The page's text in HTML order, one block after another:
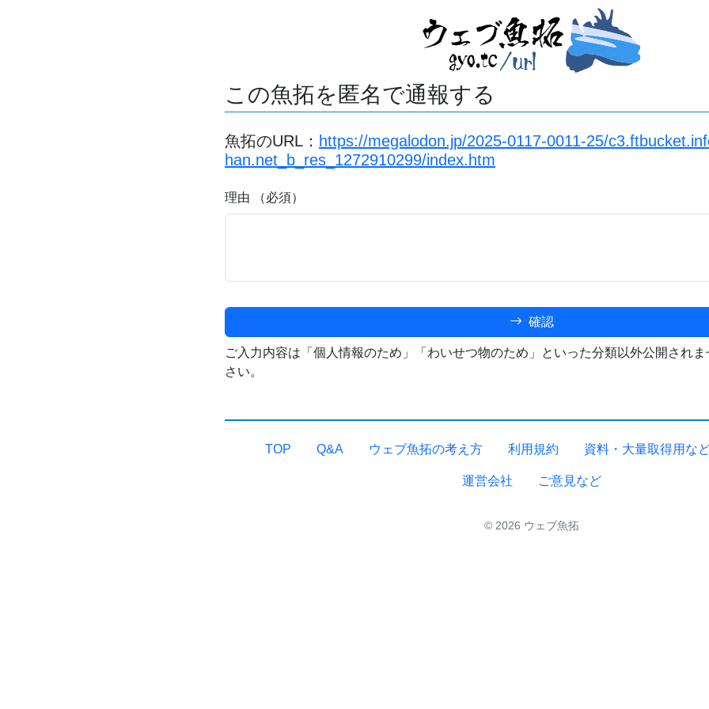
この魚拓を匿名で通報する
魚拓のURL： https://megalodon.jp/2025-0117-0011-25/
han.net_b_res_1272910299/index.htm
理由 （必須）
確認
ご入力内容は「個人情報のため」「わいせつ物のため」といった分類以外公開され
さい。
TOP Q&A ウェブ魚拓の考え方 利用規約 資料・大量取得用な
運営会社 ご意見など
© 2026 ウェブ魚拓